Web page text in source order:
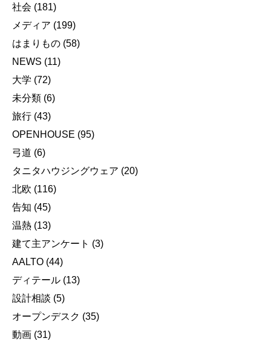
社会 (181)
メディア (199)
はまりもの (58)
NEWS (11)
大学 (72)
未分類 (6)
旅行 (43)
OPENHOUSE (95)
弓道 (6)
タニタハウジングウェア (20)
北欧 (116)
告知 (45)
温熱 (13)
建て主アンケート (3)
AALTO (44)
ディテール (13)
設計相談 (5)
オープンデスク (35)
動画 (31)